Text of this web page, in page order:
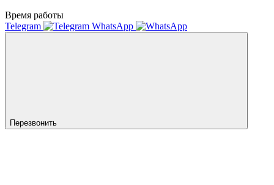
Время работы
Telegram
WhatsApp
Перезвонить